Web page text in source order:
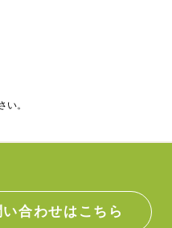
い。
合わせはこちら